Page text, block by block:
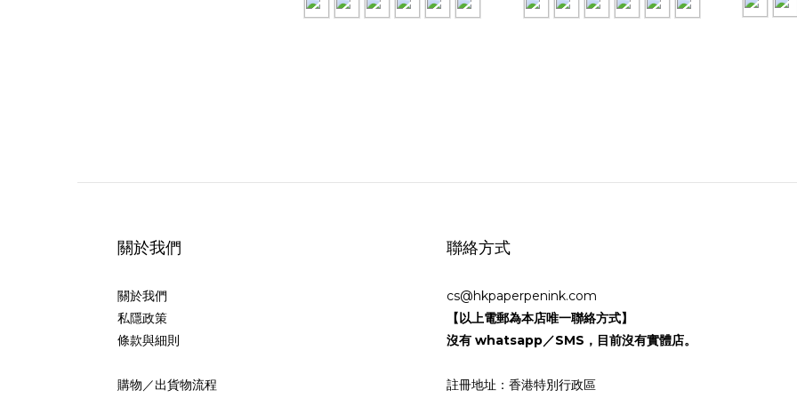
關於我們
關於我們
私隱政策
條款與細則
購物／出貨物流程
聯絡方式
cs@hkpaperpenink.com
【以上電郵為本店唯一聯絡方式】
沒有 whatsapp／SMS，目前沒有實體店。
註冊地址：香港特別行政區